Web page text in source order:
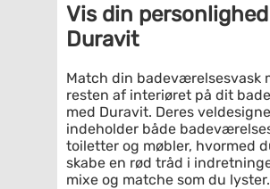
Vis din
Duravit
Match din badeværelsesvask
resten af interiøret på dit
med Duravit. Deres
indeholder både
toiletter og møbler, hvormed
skabe en rød tråd i
mixe og matche som du lyster.